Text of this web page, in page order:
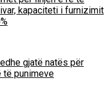
kapaciteti i furnizimit
gjatë natës për
të punimeve